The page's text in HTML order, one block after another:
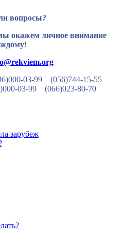
вопросы?
окажем личное внимание
03-99
(056)744-15-55
03-99
(066)023-80-70
зарубеж